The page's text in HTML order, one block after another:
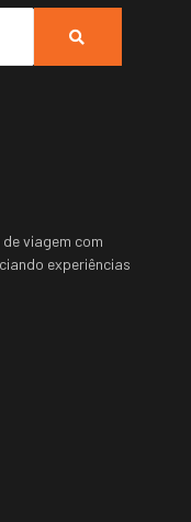
viagem com
experiências